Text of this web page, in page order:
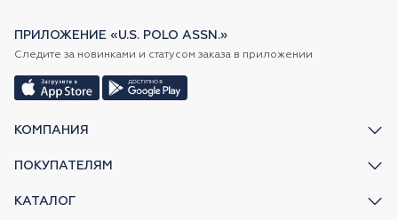
КОМПАНИЯ
ПОКУПАТЕЛЯМ
КАТАЛОГ
ПРИЛОЖЕНИЕ «U.S. POLO ASSN.»
Следите за новинками и статусом заказа в приложении